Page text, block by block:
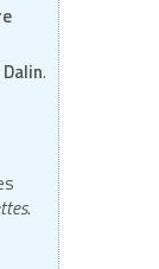
.
.